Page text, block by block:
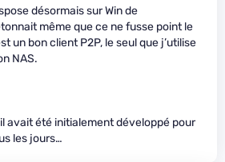
désormais sur Win de
même que ce ne fusse point le
un bon client P2P, le seul que j’utilise
NAS.
avait été initialement développé pour
les jours…